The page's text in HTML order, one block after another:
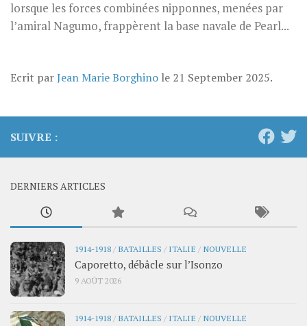
lorsque les forces combinées nipponnes, menées par
l’amiral Nagumo, frappèrent la base navale de Pearl...
Ecrit parJean Marie Borghino le 21 September 2025.
SUIVRE :
DERNIERS ARTICLES
1914-1918 / BATAILLES / ITALIE / NOUVELLE
Caporetto, débâcle sur l’Isonzo
9 AOÛT 2026
1914-1918 / BATAILLES / ITALIE / NOUVELLE